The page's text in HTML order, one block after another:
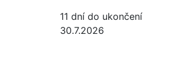
11 dní do ukončení
30.7.2026